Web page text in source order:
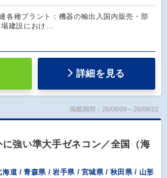
各種プラント：機器の輸出入国内販売・部
建設におけ…
詳細を見る
掲載期間：26/08/09～26/08/22
強い準大手ゼネコン／全国（海
海道 / 青森県 / 岩手県 / 宮城県 / 秋田県 / 山形